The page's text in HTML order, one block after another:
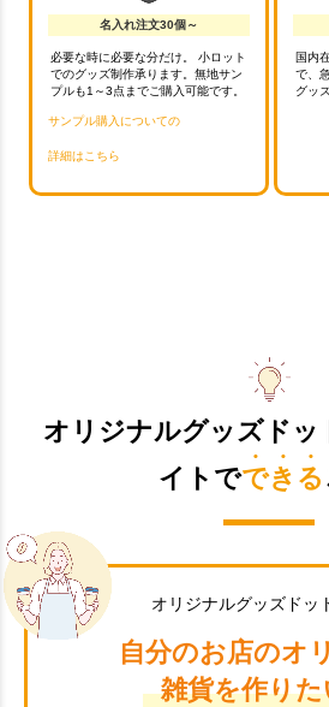
名入れ注文30個～
必要な時に必要な分だけ。 小ロット
でのグッズ制作承ります。無地サン
プルも1～3点までご購入可能です。
サンプル購入についての
詳細はこちら
国内
で、
グッ
オリジナルグッズドッ
イトでできる
オリジナルグッズドッ
自分のお店のオ
雑貨を作り